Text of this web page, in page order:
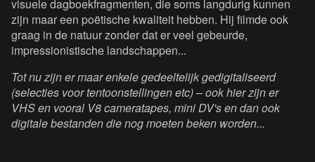
visuele dagboekfragmenten, die soms langdurig kunnen
zijn maar een poëtische kwaliteit hebben. Hij filmde ook
graag in de natuur zonder dat er veel gebeurde,
impressionistische landschappen...
Tot nu zijn er maar enkele gedeeltelijk gedigitaliseerd
(selecties voor tentoonstellingen etc) – ook hier zijn er
VHS en vooral V8 cameratapes, mini DV's en dan ook
digitale bestanden die nog moeten beken worden...